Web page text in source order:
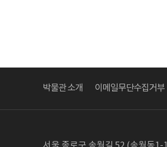
박물관 소개 이메일무단수집거부